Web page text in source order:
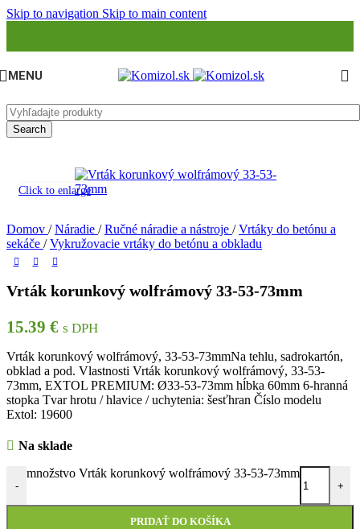
Skip to navigation Skip to main content
MENU
Search
Click to enlarge
Domov / Náradie / Ručné náradie a nástroje / Vrtáky do betónu a
sekáče / Vykružovacie vrtáky do betónu a obkladu
Vrták korunkový wolfrámový 33-53-73mm
15.39 € s DPH
Vrták korunkový wolfrámový, 33-53-73mmNa tehlu, sadrokartón,
obklad a pod. Vlastnosti Vrták korunkový wolfrámový, 33-53-
73mm, EXTOL PREMIUM: Ø33-53-73mm hĺbka 60mm 6-hranná
stopka Tvar hrotu / hlavice / uchytenia: šesťhran Číslo modelu
Extol: 19600
Na sklade
-
množstvo Vrták korunkový wolfrámový 33-53-73mm
+
PRIDAŤ DO KOŠÍKA